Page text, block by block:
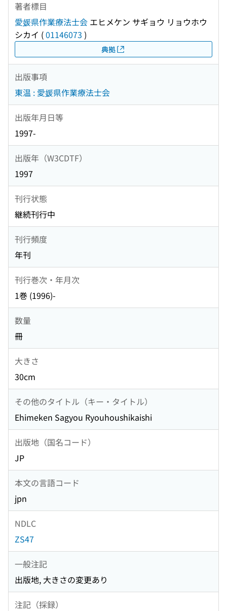
著者標目
愛媛県作業療法士会 エヒメケン サギョウ リョウホウ
シカイ (01146073 )
典拠
出版事項
東温 : 愛媛県作業療法士会
出版年月日等
1997-
出版年（W3CDTF）
1997
刊行状態
継続刊行中
刊行頻度
年刊
刊行巻次・年月次
1巻 (1996)-
数量
冊
大きさ
30cm
その他のタイトル（キー・タイトル）
Ehimeken Sagyou Ryouhoushikaishi
出版地（国名コード）
JP
本文の言語コード
jpn
NDLC
ZS47
一般注記
出版地, 大きさの変更あり
注記（採録）